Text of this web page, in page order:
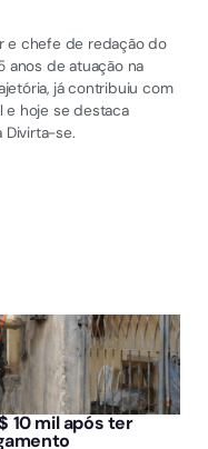
e chefe de redação do
anos de atuação na
já contribuiu com
e hoje se destaca
Divirta-se.
10 mil após ter